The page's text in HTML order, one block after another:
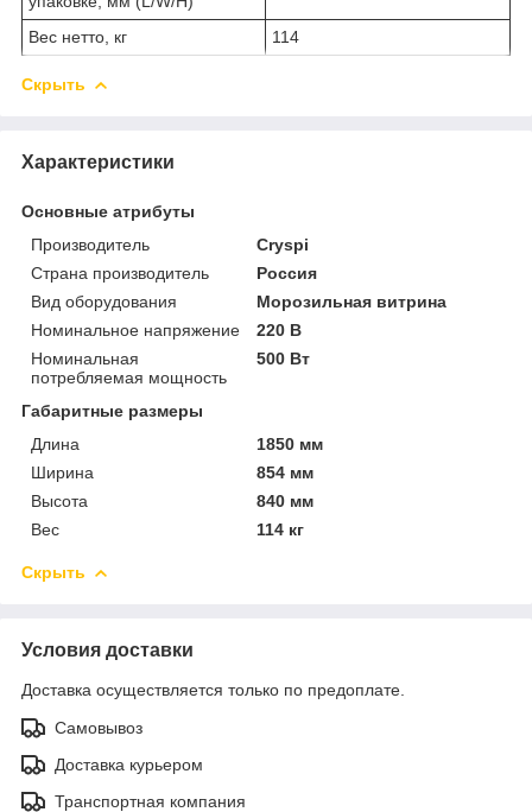
Вес нетто, кг 114
Скрыть
Характеристики
Основные атрибуты
Производитель
Cryspi
Страна производитель
Россия
Вид оборудования
Морозильная витрина
Номинальное напряжение
220 В
Номинальная
потребляемая мощность
500 Вт
Габаритные размеры
Длина
1850 мм
Ширина
854 мм
Высота
840 мм
Вес
114 кг
Скрыть
Условия доставки
Доставка осуществляется только по предоплате.
Самовывоз
Доставка курьером
Транспортная компания